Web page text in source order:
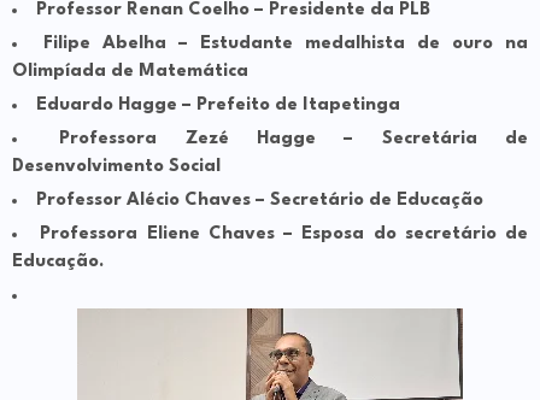
Professor Renan Coelho – Presidente da PLB
Filipe Abelha – Estudante medalhista de ouro na
Olimpíada de Matemática
Eduardo Hagge – Prefeito de Itapetinga
Professora Zezé Hagge – Secretária de
Desenvolvimento Social
Professor Alécio Chaves – Secretário de Educação
Professora Eliene Chaves – Esposa do secretário de
Educação.